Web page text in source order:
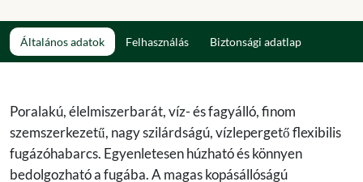
Általános adatok Felhasználás Biztonsági adatlap
Poralakú, élelmiszerbarát, víz- és fagyálló, finom
szemszerkezetű, nagy szilárdságú, vízlepergető flexibilis
fugázóhabarcs. Egyenletesen húzható és könnyen
bedolgozható a fugába. A magas kopásállóságú